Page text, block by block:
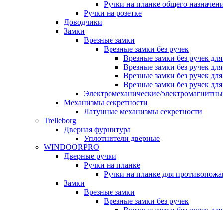
Ручки на планке общего
Ручки на розетке
Доводчики
Замки
Врезные замки
Врезные замки без ручек
Врезные замки без ручек
Врезные замки без ручек
Врезные замки без ручек
Врезные замки без ручек
Электромеханические/
Механизмы секретности
Латунные механизмы секретности
Trelleborg
Дверная фурнитура
Уплотнители дверные
WINDOORPRO
Дверные ручки
Ручки на планке
Ручки на планке для
Замки
Врезные замки
Врезные замки без ручек